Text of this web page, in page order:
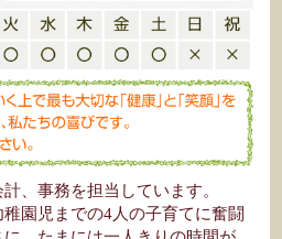
、事務を担当しています。
園児までの4人の子育てに奮闘